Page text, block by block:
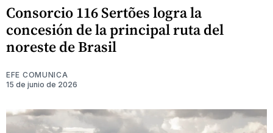
Consorcio 116 Sertões logra la
concesión de la principal ruta del
noreste de Brasil
EFE COMUNICA
15 de junio de 2026